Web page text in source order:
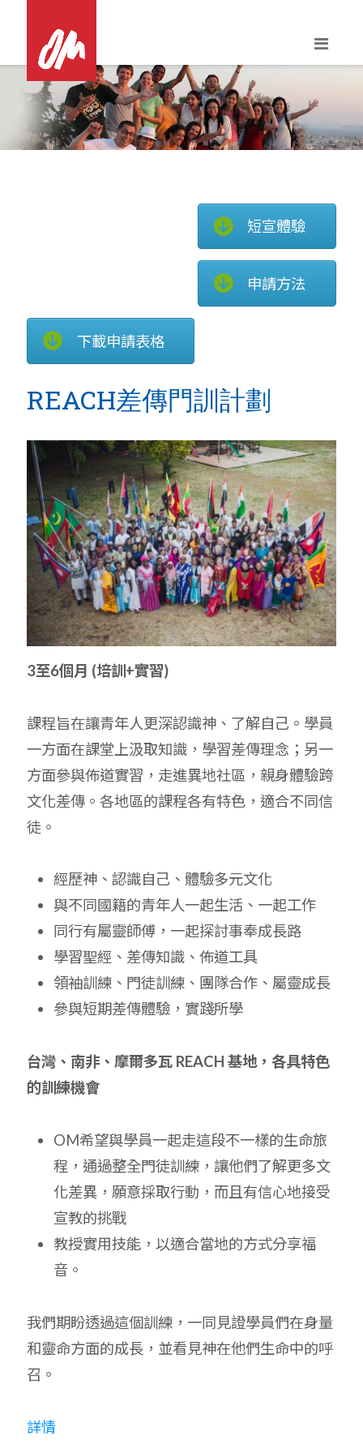
content
短宣體驗
申請方法
下載申請表格
REACH差傳門訓計劃
3至6個月 (培訓+實習)
課程旨在讓青年人更深認識神、了解自己。學員
一方面在課堂上汲取知識，學習差傳理念；另一
方面參與佈道實習，走進異地社區，親身體驗跨
文化差傳。各地區的課程各有特色，適合不同信
徒。
經歷神、認識自己、體驗多元文化
與不同國籍的青年人一起生活、一起工作
同行有屬靈師傅，一起探討事奉成長路
學習聖經、差傳知識、佈道工具
領袖訓練、門徒訓練、團隊合作、屬靈成長
參與短期差傳體驗，實踐所學
台灣、南非、摩爾多瓦 REACH 基地，各具特色
的訓練機會
OM希望與學員一起走這段不一樣的生命旅
程，通過整全門徒訓練，讓他們了解更多文
化差異，願意採取行動，而且有信心地接受
宣教的挑戰
教授實用技能，以適合當地的方式分享福
音。
我們期盼透過這個訓練，一同見證學員們在身量
和靈命方面的成長，並看見神在他們生命中的呼
召。
詳情